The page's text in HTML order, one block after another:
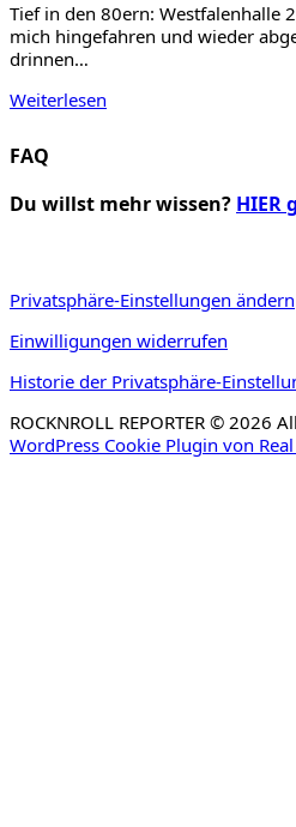
Tief in den 80ern: Westfalenhalle
mich hingefahren und wieder
drinnen…
Weiterlesen
FAQ
Du willst mehr wissen? HIER
Privatsphäre-Einstellungen ändern
Einwilligungen widerrufen
Historie der Privatsphäre-
ROCKNROLL REPORTER © 2026
WordPress Cookie Plugin von